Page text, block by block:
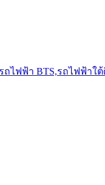
ไฟฟ้า BTS,รถไฟฟ้าใ